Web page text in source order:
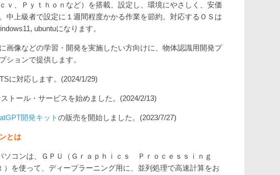
ｖ、Ｐｙｔｈｏｎなど）を搭載、設定し、環境にやさしく、安価
中上級者で設定に１週間程度かかる作業を節約。対応するＯＳは
ubuntuになります。
画像などの学習・開発を実施したい方向けに、物体認識用開発プ
ションで提供します。
に対応します。(2024/1/29)
トール・サービスを始めました。(2024/2/13)
開発キットの販売を開始しました。(2023/7/27)
とは
ソコンは、ＧＰＵ（Ｇｒａｐｈｉｃｓ Ｐｒｏｃｅｓｓｉｎｇ
）を使って、ディープラーニング用に、並列処理で高速計算をお